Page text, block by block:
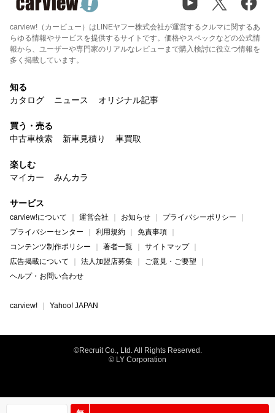
carview!（カービュー）はLINEヤフー株式会社が運営するクルマに関するあ
らゆる情報やサービスを提供するサイトです。価格やスペックなどの公式情
報から、ユーザーや専門家のリアルなレビューまで購入検討に役立つ情報を
多く掲載しています。
知る
カタログ
ニュース オリジナル記事
買う・売る
中古車検索
新車見積り 車買取
楽しむ
マイカー
みんカラ
サービス
carview!について 運営会社 お知らせ
プライバシーポリシー
プライバシーセンター
利用規約
免責事項
コンテンツ制作ポリシー
著者一覧
サイトマップ
広告掲載について
法人加盟店募集
ご意見・ご要望
ヘルプ・お問い合わせ
carview! Yahoo! JAPAN
©Recruit Co., Ltd. All Rights Reserved.
© LY Corporation